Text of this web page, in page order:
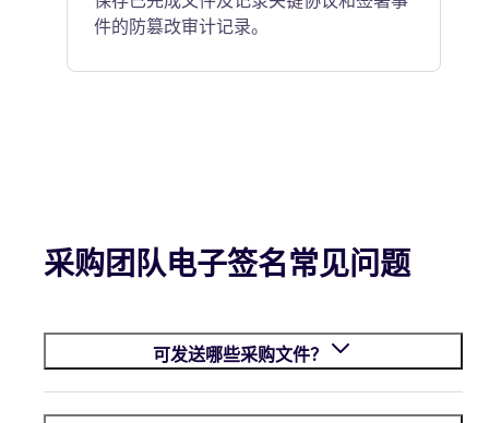
件的防篡改审计记录。
采购团队电子签名常见问题
可发送哪些采购文件？